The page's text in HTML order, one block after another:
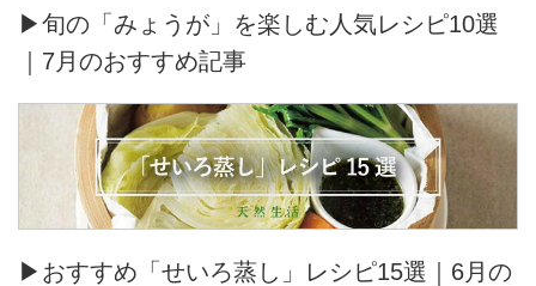
▶旬の「みょうが」を楽しむ人気レシピ10選
｜7月のおすすめ記事
▶おすすめ「せいろ蒸し」レシピ15選｜6月の